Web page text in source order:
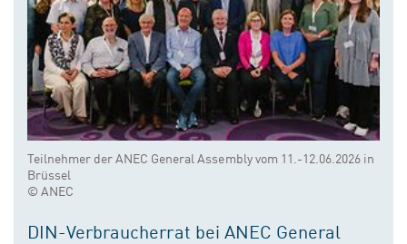
Teilnehmer der ANEC General Assembly vom 11.-12.06.2026 in
Brüssel
© ANEC
DIN-Verbraucherrat bei ANEC General